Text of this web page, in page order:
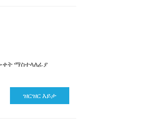
ማስተላለፊያ
ዝርዝር እይታ